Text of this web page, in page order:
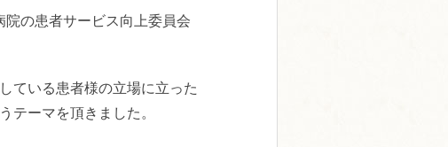
院の患者サービス向上委員会
ている患者様の立場に立った
テーマを頂きました。